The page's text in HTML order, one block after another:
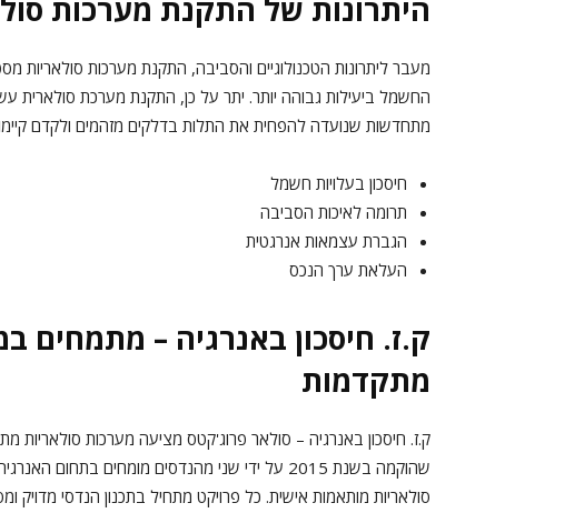
היתרונות של התקנת מערכות
מעבר ליתרונות הטכנולוגיים והסביבה, התקנת מערכות סולאריות
החשמל ביעילות גבוהה יותר. יתר על כן, התקנת מערכת סולארית
מתחדשות שנועדה להפחית את התלות בדלקים מזהמים ולקדם
חיסכון בעלויות חשמל
תרומה לאיכות הסביבה
הגברת עצמאות אנרגטית
העלאת ערך הנכס
ק.ז. חיסכון באנרגיה – מתמחים
מתקדמות
ק.ז. חיסכון באנרגיה – סולאר פרוג'קטס מציעה מערכות סולאריות
שהוקמה בשנת 2015 על ידי שני מהנדסים מומחים
סולאריות מותאמות אישית. כל פרויקט מתחיל בתכנון הנדסי